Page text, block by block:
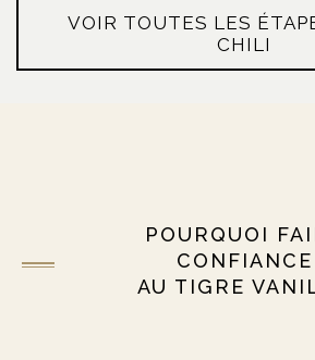
VOIR TOUTES LES
CHILI
POURQUOI
CONFIANCE
AU TIGRE